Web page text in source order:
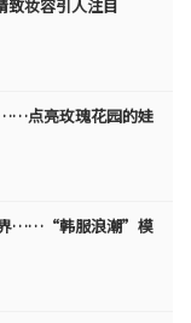
致妆容引人注目
点亮玫瑰花园的娃
界……“韩服浪潮”模